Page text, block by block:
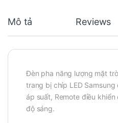
Mô tả Reviews
Đèn pha năng lượng mặt
trang bị chíp LED
áp suất, Remote điều
độ sáng.